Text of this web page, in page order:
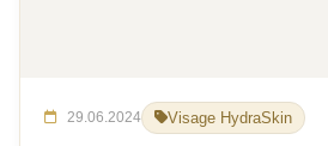
29.06.2024 Visage HydraSkin